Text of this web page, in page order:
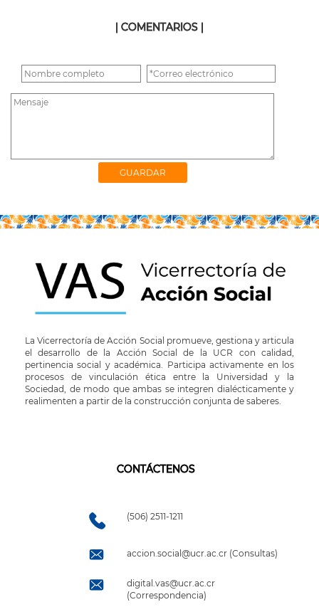
| COMENTARIOS |
La Vicerrectoría de Acción Social promueve, gestiona y articula
el desarrollo de la Acción Social de la UCR con calidad,
pertinencia social y académica. Participa activamente en los
procesos de vinculación ética entre la Universidad y la
Sociedad, de modo que ambas se integren dialécticamente y
realimenten a partir de la construcción conjunta de saberes.
CONTÁCTENOS
(506) 2511-1211
accion.social@ucr.ac.cr (Consultas)
digital.vas@ucr.ac.cr
(Correspondencia)